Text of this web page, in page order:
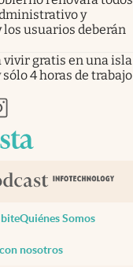
y
usuarios deberán
gratis en una isla
4 horas de trabajo
pestaña
nueva pestaña
en nueva pestaña
abre en nueva pestaña
Quiénes Somos
nosotros